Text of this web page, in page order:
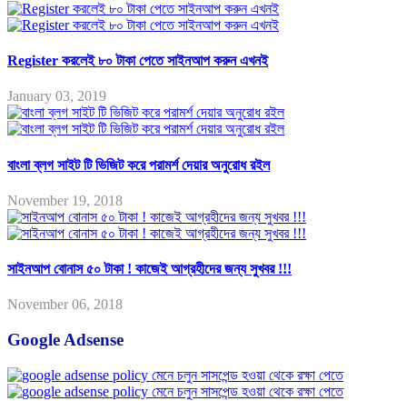
Register করলেই ৮০ টাকা পেতে সাইনআপ করুন এখনই
January 03, 2019
বাংলা ব্লগ সাইট টি ভিজিট করে পরামর্শ দেয়ার অনুরোধ রইল
November 19, 2018
সাইনআপ বোনাস ৫০ টাকা ! কাজেই আগ্রহীদের জন্য সুখবর !!!
November 06, 2018
Google Adsense